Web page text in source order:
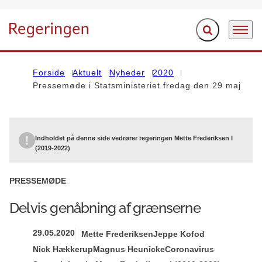
Gå til forsiden Fold søgefelt ud
Menu
Forside Aktuelt Nyheder
2020
Pressemøde i Statsministeriet fredag den 29 maj
Indholdet på denne side vedrører regeringen Mette Frederiksen I
(2019-2022)
PRESSEMØDE
Delvis genåbning af grænserne
29.05.2020 Mette FrederiksenJeppe Kofod
Nick HækkerupMagnus HeunickeCoronavirus